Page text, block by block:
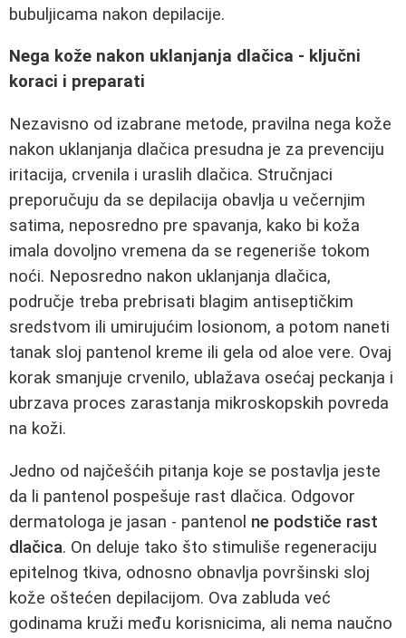
bubuljicama nakon depilacije.
Nega kože nakon uklanjanja dlačica - ključni
koraci i preparati
Nezavisno od izabrane metode, pravilna nega kože
nakon uklanjanja dlačica presudna je za prevenciju
iritacija, crvenila i uraslih dlačica. Stručnjaci
preporučuju da se depilacija obavlja u večernjim
satima, neposredno pre spavanja, kako bi koža
imala dovoljno vremena da se regeneriše tokom
noći. Neposredno nakon uklanjanja dlačica,
područje treba prebrisati blagim antiseptičkim
sredstvom ili umirujućim losionom, a potom naneti
tanak sloj pantenol kreme ili gela od aloe vere. Ovaj
korak smanjuje crvenilo, ublažava osećaj peckanja i
ubrzava proces zarastanja mikroskopskih povreda
na koži.
Jedno od najčešćih pitanja koje se postavlja jeste
da li pantenol pospešuje rast dlačica. Odgovor
dermatologa je jasan - pantenol ne podstiče rast
dlačica. On deluje tako što stimuliše regeneraciju
epitelnog tkiva, odnosno obnavlja površinski sloj
kože oštećen depilacijom. Ova zabluda već
godinama kruži među korisnicima, ali nema naučno